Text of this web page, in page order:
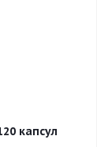
капсул